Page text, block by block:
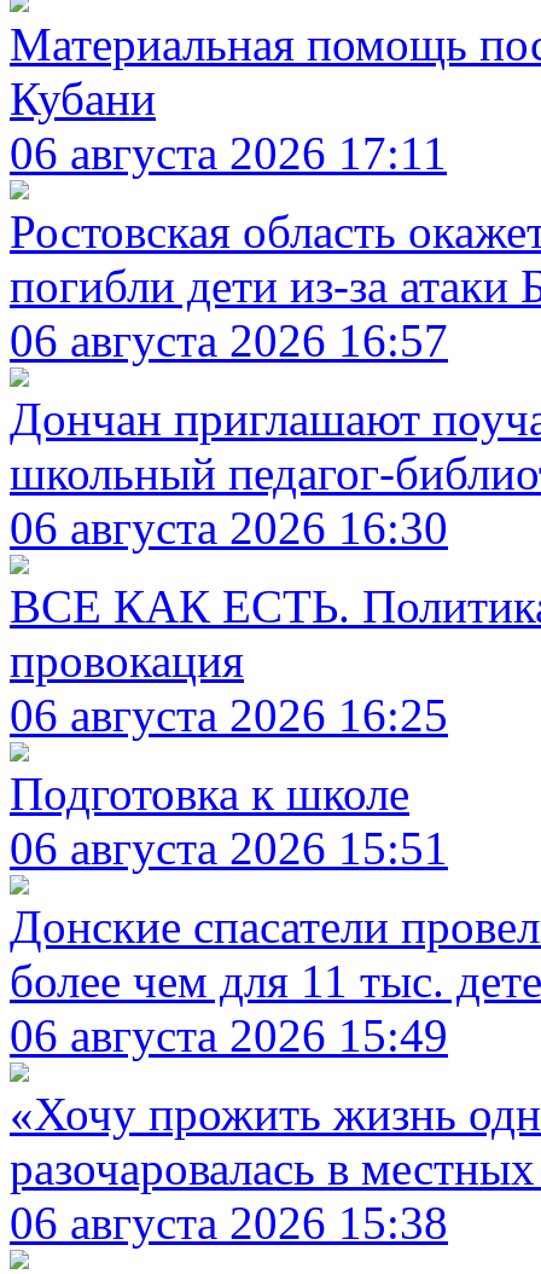
Материальная помощь
Кубани
06 августа 2026 17:11
Ростовская область
погибли дети из-за
06 августа 2026 16:57
Дончан приглашают
школьный педагог-
06 августа 2026 16:30
ВСЕ КАК ЕСТЬ. Политика
провокация
06 августа 2026 16:25
Подготовка к школе
06 августа 2026 15:51
Донские спасатели
более чем для 11 тыс.
06 августа 2026 15:49
«Хочу прожить жизнь
разочаровалась в
06 августа 2026 15:38